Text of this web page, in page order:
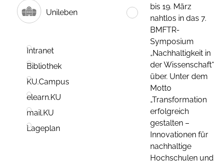
Unileben
Intranet
Bibliothek
KU.Campus
elearn.KU
mail.KU
Lageplan
bis 19. März
nahtlos in das 7.
BMFTR-
Symposium
„Nachhaltigkeit in
der Wissenschaft“
über. Unter dem
Motto
„Transformation
erfolgreich
gestalten –
Innovationen für
nachhaltige
Hochschulen und